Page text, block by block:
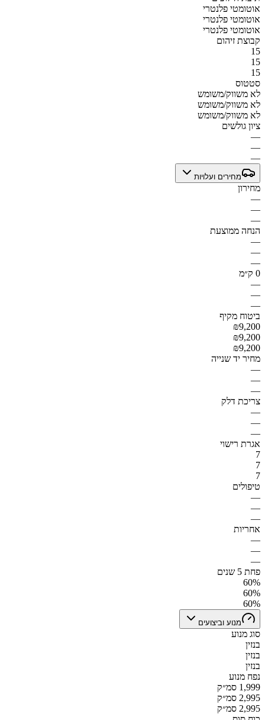
אוטומטי פלנטרי
אוטומטי פלנטרי
אוטומטי פלנטרי
קבוצת זיהום
15
15
15
סטטוס
לא משווק/משומש
לא משווק/משומש
לא משווק/משומש
ציון גולשים
—
—
—
מחירים ועלויות
מחירון
—
—
—
הנחה ממוצעת
—
—
—
0 ק״מ
—
—
—
ביטוח מקיף
₪9,200
₪9,200
₪9,200
מחיר יד שנייה
—
—
—
צריכת דלק
—
—
—
אגרת רישוי
7
7
7
טיפולים
—
—
—
אחריות
—
—
—
פחת 5 שנים
60%
60%
60%
מנוע וביצועים
סוג מנוע
בנזין
בנזין
בנזין
נפח מנוע
1,999 סמ״ק
2,995 סמ״ק
2,995 סמ״ק